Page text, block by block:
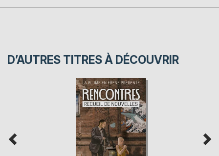
D’AUTRES TITRES À DÉCOUVRIR